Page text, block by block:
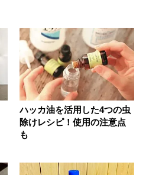
ハッカ油を活用した4つの虫
除けレシピ！使用の注意点
も